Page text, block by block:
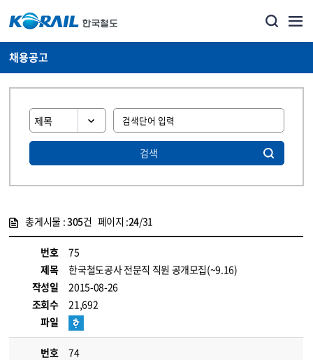
채용공고
검색
총게시물 :305건 페이지 :24/31
번호
75
제목
한국철도공사 전문직 직원 공개모집(~9.16)
작성일
2015-08-26
조회수
21,692
파일
번호
74